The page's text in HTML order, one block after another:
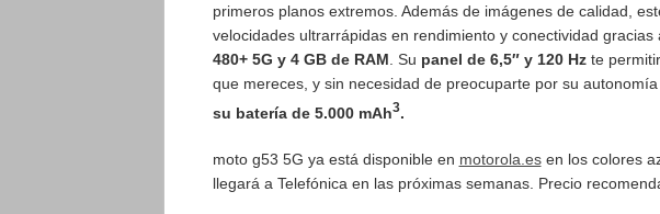
primeros planos extremos. Además de imágenes de calidad,
velocidades ultrarrápidas en rendimiento y conectividad gracias
480+ 5G y 4 GB de RAM . Su panel de 6,5″ y 120 Hzte
que mereces, y sin necesidad de preocuparte por su
su batería de 5.000 mAh3.
moto g53 5G ya está disponible en motorola.esen los colores
llegará a Telefónica en las próximas semanas. Precio